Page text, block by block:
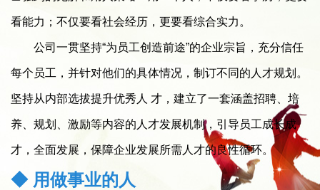
看能力；不仅要看社会经历，更要看综合实力。
公司一贯坚持“为员工创造前途”的企业宗旨，充分信任
每个员工，并针对他们的具体情况，制订不同的人才规划。
坚持从内部选拔提升优秀人 才，建立了一套涵盖招聘、培
养、规划、激励等内容的人才发展机制，引导员工成长成
才，全面发展，保障企业发展所需人才的良性循环。
◆ 用做事业的人